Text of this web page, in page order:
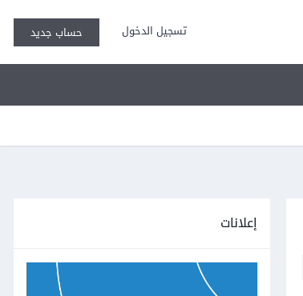
تسجيل الدخول حساب جديد
إعلانات